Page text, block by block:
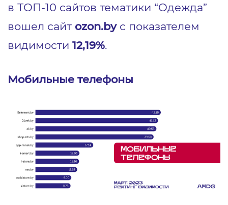
в ТОП-10 сайтов тематики “Одежда”
вошел сайт ozon.byс показателем
видимости 12,19%.
Мобильные телефоны